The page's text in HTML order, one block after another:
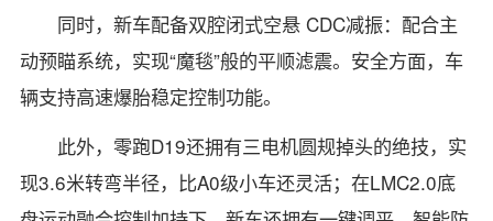
同时，新车配备双腔闭式空悬 CDC减振：配合主
动预瞄系统，实现“魔毯”般的平顺滤震。安全方面，车
辆支持高速爆胎稳定控制功能。
此外，零跑D19还拥有三电机圆规掉头的绝技，实
现3.6米转弯半径，比A0级小车还灵活；在LMC2.0底